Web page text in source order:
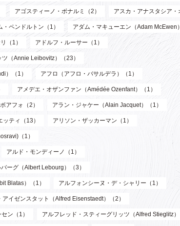
アゴスティーノ・ボナルミ（2） アスカ・アナスタシア
・ペンドルトン（1） アダム・マキューエン（Adam McEwen
（1） アドルフ・ルーサー（1）
（Annie Leibovitz）（23）
）（1） アフロ（アフロ・バサルデラ）（1）
アメデエ・オザンファン（Amédée Ozenfant）（1）
アフォ（2） アラン・ジャケー（Alain Jacquet）（1）
ティ（13） アリソン・ザッカーマン（1）
（1）
アルド・モンディーノ（1）
ーグ（Albert Lebourg）（3）
Blatas）（1） アルフォンシーヌ・デ・シャリー（1）
アイゼンスタット（Alfred Eisenstaedt）（2）
ン（1） アルフレッド・スティーグリッツ（Alfred Stieglitz